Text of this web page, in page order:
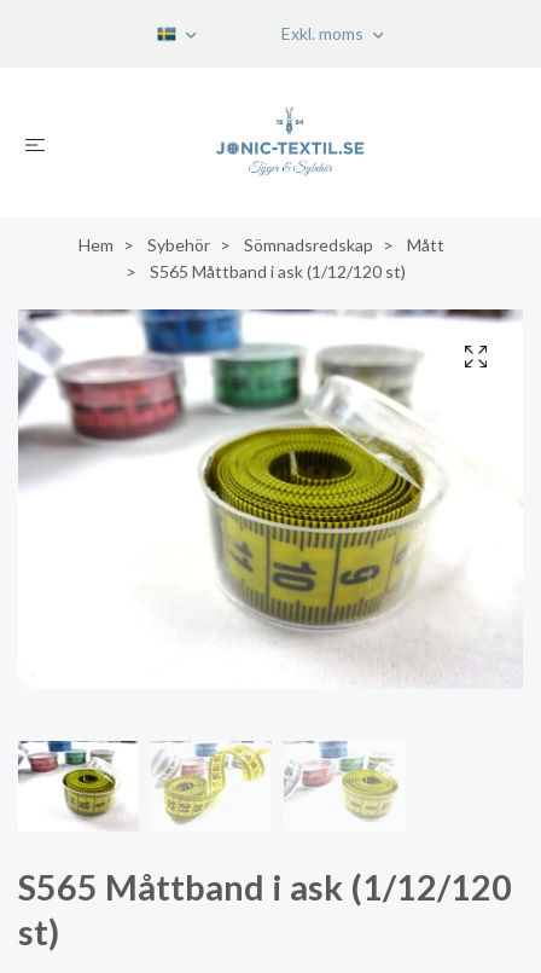
Exkl. moms
Hem Sybehör Sömnadsredskap
Mått
S565 Måttband i ask (1/12/120 st)
S565 Måttband i ask (1/12/120
st)